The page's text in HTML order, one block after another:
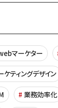
マーケター
ケティングデザイン
業務効率化